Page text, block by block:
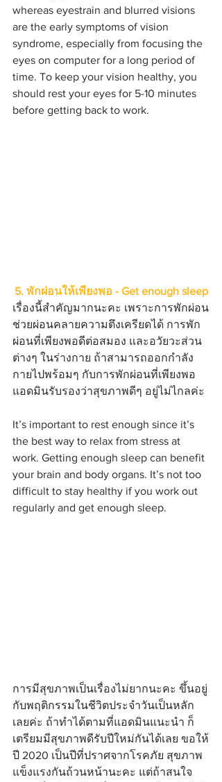
whereas eyestrain and blurred visions
are the early symptoms of vision
syndrome, especially from focusing the
eyes on computer for a long period of
time. To keep your vision healthy, you
should rest your eyes for 5-10 minutes
before getting back to work.
5. พักผ่อนให้เพียงพอ - Get enough sleep
เรื่องนี้สำคัญมากนะคะ เพราะการพักผ่อน
ช่วยผ่อนคลายความตึงเครียดได้ การพัก
ผ่อนที่เพียงพอดีต่อสมอง และอวัยวะส่วน
ต่างๆ ในร่างกาย ถ้าสามารถออกกำลัง
กายไปพร้อมๆ กับการพักผ่อนที่เพียงพอ
แอดมินรับรองว่าสุขภาพดีๆ อยู่ไม่ไกลค่ะ
It’s important to rest enough since it’s
the best way to relax from stress at
work. Getting enough sleep can benefit
your brain and body organs. It’s not too
difficult to stay healthy if you work out
regularly and get enough sleep.
การมีสุขภาพเป็นเรื่องไม่ยากนะคะ ขึ้นอยู่
กับพฤติกรรมในชีวิตประจำวันเป็นหลัก
เลยค่ะ ถ้าทำได้ตามที่แอดมินแนะนำ ก็
เตรียมมีสุขภาพดีรับปีใหม่กันได้เลย ขอให้
ปี 2020 เป็นปีที่ปราศจากโรคภัย สุขภาพ
แข็งแรงกันถ้วนหน้านะคะ แต่ถ้าสนใจ